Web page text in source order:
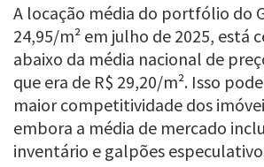
A locação média do portfólio do
24,95/m² em julho de 2025, está
abaixo da média nacional de
que era de R$ 29,20/m². Isso
maior competitividade dos
embora a média de mercado
inventário e galpões